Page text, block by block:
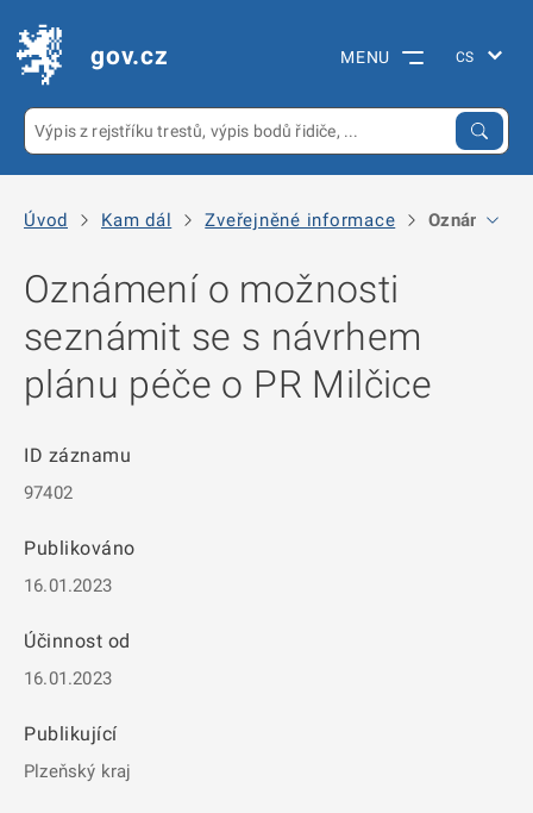
gov.cz MENU
Úvod Kam dál Zveřejněné informace Oznámení
Oznámení o možnosti
seznámit se s návrhem
plánu péče o PR Milčice
ID záznamu
97402
Publikováno
16.01.2023
Účinnost od
16.01.2023
Publikující
Plzeňský kraj